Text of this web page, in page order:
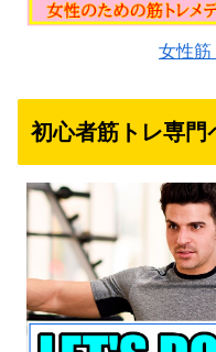
女性筋
初心者筋トレ専門